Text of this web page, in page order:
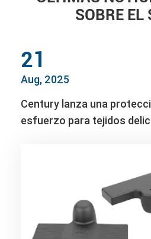
SOBRE EL
21
Aug, 2025
Century lanza una
esfuerzo para tejidos